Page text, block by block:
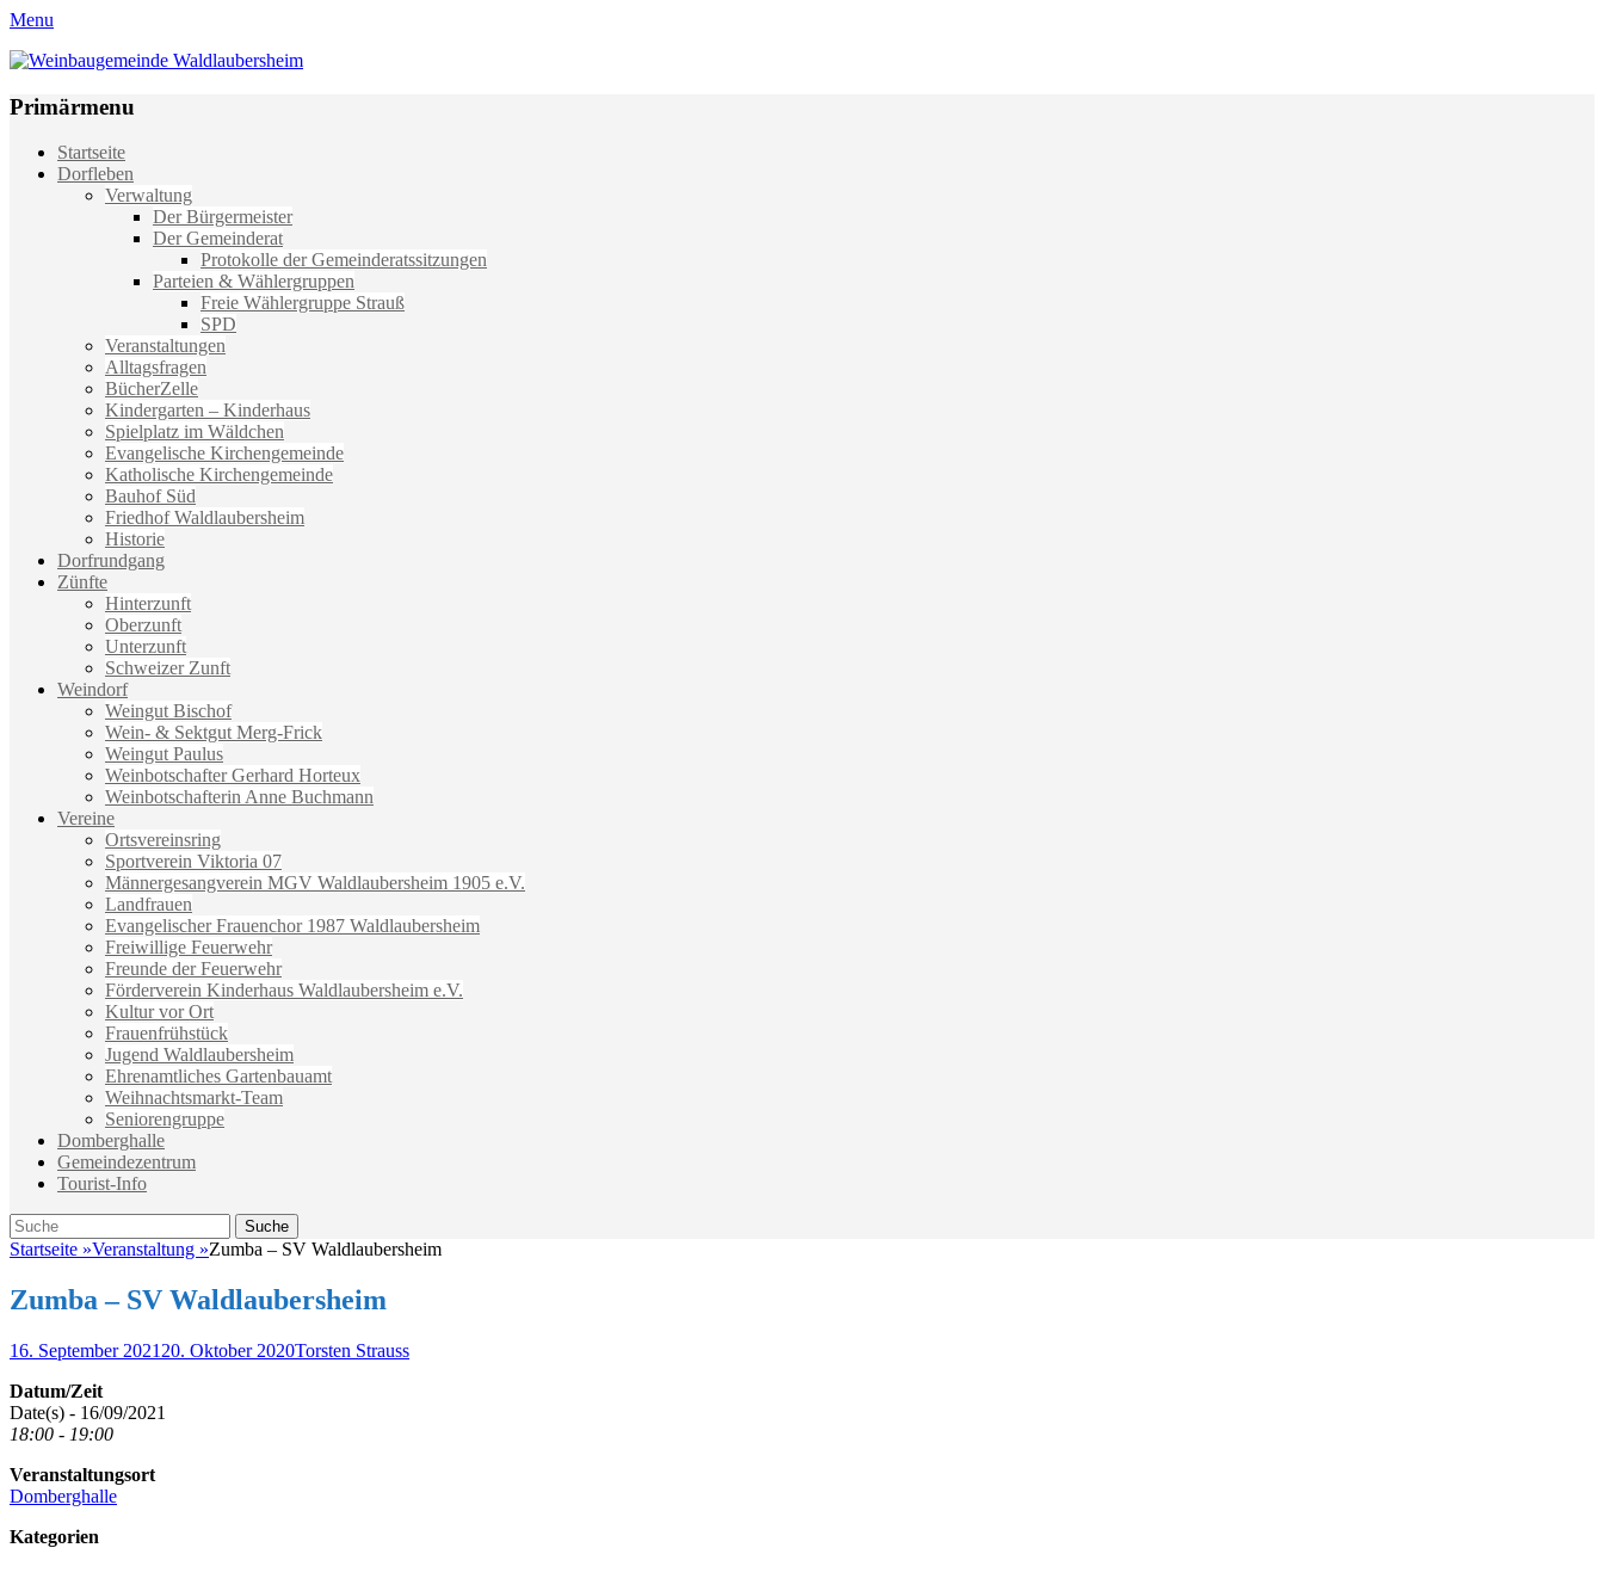
Menu
Weinbaugemeinde Waldlaubersheim
Primärmenu
Weiter
zum
Startseite
Dorfleben
Verwaltung
Der Bürgermeister
Der Gemeinderat
Protokolle der Gemeinderatssitzungen
Parteien & Wählergruppen
Freie Wählergruppe Strauß
SPD
Veranstaltungen
Alltagsfragen
BücherZelle
Kindergarten – Kinderhaus
Spielplatz im Wäldchen
Evangelische Kirchengemeinde
Katholische Kirchengemeinde
Bauhof Süd
Friedhof Waldlaubersheim
Historie
Dorfrundgang
Zünfte
Hinterzunft
Oberzunft
Unterzunft
Schweizer Zunft
Weindorf
Weingut Bischof
Wein- & Sektgut Merg-Frick
Weingut Paulus
Weinbotschafter Gerhard Horteux
Weinbotschafterin Anne Buchmann
Vereine
Ortsvereinsring
Sportverein Viktoria 07
Männergesangverein MGV Waldlaubersheim 1905 e.V.
Landfrauen
Evangelischer Frauenchor 1987 Waldlaubersheim
Freiwillige Feuerwehr
Freunde der Feuerwehr
Förderverein Kinderhaus Waldlaubersheim e.V.
Kultur vor Ort
Frauenfrühstück
Jugend Waldlaubersheim
Ehrenamtliches Gartenbauamt
Weihnachtsmarkt-Team
Seniorengruppe
Domberghalle
Gemeindezentrum
Tourist-Info
Suche
Suche
nach:
Startseite »Veranstaltung »Zumba – SV Waldlaubersheim
Zumba – SV Waldlaubersheim
Veröffentlicht
16. September 2021 20. Oktober 2020Autor
Torsten Strauss
Datum/Zeit
Date(s) - 16/09/2021
18:00 - 19:00
Veranstaltungsort
Domberghalle
Kategorien